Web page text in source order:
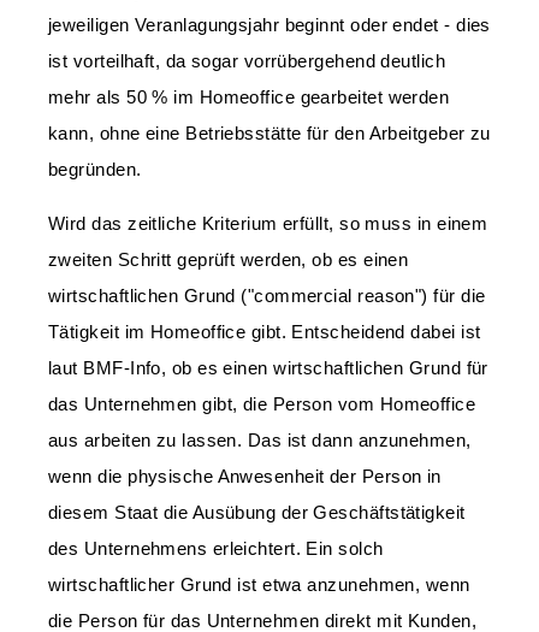
jeweiligen Veranlagungsjahr beginnt oder endet - dies
ist vorteilhaft, da sogar vorrübergehend deutlich
mehr als 50 % im Homeoffice gearbeitet werden
kann, ohne eine Betriebsstätte für den Arbeitgeber zu
begründen.
Wird das zeitliche Kriterium erfüllt, so muss in einem
zweiten Schritt geprüft werden, ob es einen
wirtschaftlichen Grund ("commercial reason") für die
Tätigkeit im Homeoffice gibt. Entscheidend dabei ist
laut BMF-Info, ob es einen wirtschaftlichen Grund für
das Unternehmen gibt, die Person vom Homeoffice
aus arbeiten zu lassen. Das ist dann anzunehmen,
wenn die physische Anwesenheit der Person in
diesem Staat die Ausübung der Geschäftstätigkeit
des Unternehmens erleichtert. Ein solch
wirtschaftlicher Grund ist etwa anzunehmen, wenn
die Person für das Unternehmen direkt mit Kunden,